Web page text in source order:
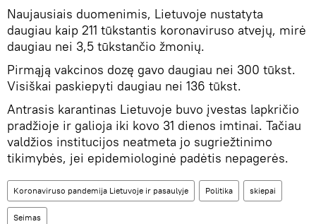
Naujausiais duomenimis, Lietuvoje nustatyta
daugiau kaip 211 tūkstantis koronaviruso atvejų, mirė
daugiau nei 3,5 tūkstančio žmonių.
Pirmąją vakcinos dozę gavo daugiau nei 300 tūkst.
Visiškai paskiepyti daugiau nei 136 tūkst.
Antrasis karantinas Lietuvoje buvo įvestas lapkričio
pradžioje ir galioja iki kovo 31 dienos imtinai. Tačiau
valdžios institucijos neatmeta jo sugriežtinimo
tikimybės, jei epidemiologinė padėtis nepagerės.
Koronaviruso pandemija Lietuvoje ir pasaulyje Politika skiepai
Seimas